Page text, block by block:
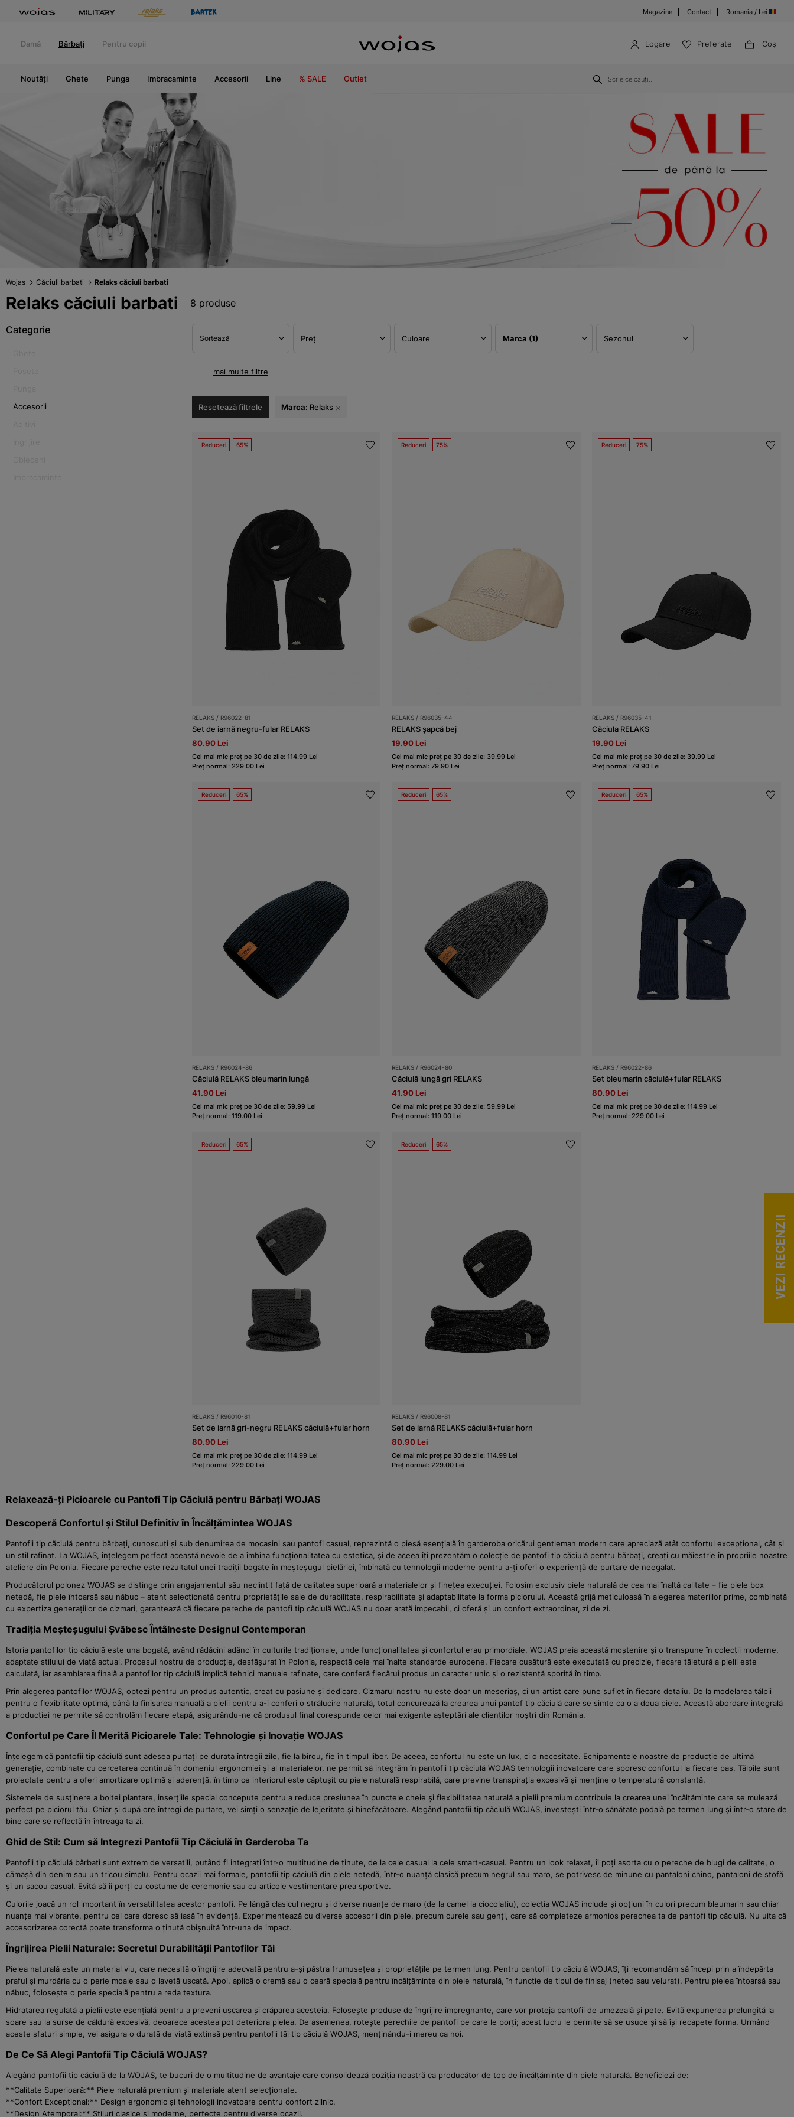
Magazine Contact Romania / Lei
Damă Bărbați Pentru copii Logare Preferate Coş
Noutăți Ghete Punga Imbracaminte Accesorii Line % SALE Outlet
Wojas Căciuli barbati Relaks căciuli barbati
Relaks căciuli barbati 8 produse
Categorie
Accesorii
Sortează Preț Culoare Marca (1) Sezonul
mai multe filtre
Resetează filtrele Marca: Relaks
Reduceri 65%
RELAKS / R96022-81
Set de iarnă negru-fular RELAKS
80.90 Lei
Cel mai mic preț pe 30 de zile: 114.99 Lei
Preț normal: 229.00 Lei
Reduceri 75%
RELAKS / R96035-44
RELAKS șapcă bej
19.90 Lei
Cel mai mic preț pe 30 de zile: 39.99 Lei
Preț normal: 79.90 Lei
Reduceri 75%
RELAKS / R96035-41
Căciula RELAKS
19.90 Lei
Cel mai mic preț pe 30 de zile: 39.99 Lei
Preț normal: 79.90 Lei
Reduceri 65%
RELAKS / R96024-86
Căciulă RELAKS bleumarin lungă
41.90 Lei
Cel mai mic preț pe 30 de zile: 59.99 Lei
Preț normal: 119.00 Lei
Reduceri 65%
RELAKS / R96024-80
Căciulă lungă gri RELAKS
41.90 Lei
Cel mai mic preț pe 30 de zile: 59.99 Lei
Preț normal: 119.00 Lei
Reduceri 65%
RELAKS / R96022-86
Set bleumarin căciulă+fular RELAKS
80.90 Lei
Cel mai mic preț pe 30 de zile: 114.99 Lei
Preț normal: 229.00 Lei
Reduceri 65%
RELAKS / R96010-81
Set de iarnă gri-negru RELAKS căciulă+fular horn
80.90 Lei
Cel mai mic preț pe 30 de zile: 114.99 Lei
Preț normal: 229.00 Lei
Reduceri 65%
RELAKS / R96008-81
Set de iarnă RELAKS căciulă+fular horn
80.90 Lei
Cel mai mic preț pe 30 de zile: 114.99 Lei
Preț normal: 229.00 Lei
Relaxează-ți Picioarele cu Pantofi Tip Căciulă pentru Bărbați WOJAS
Descoperă Confortul și Stilul Definitiv în Încălțămintea WOJAS
Pantofii tip căciulă pentru bărbați, cunoscuți și sub denumirea de mocasini sau pantofi casual, reprezintă o piesă esențială în garderoba oricărui gentleman modern care apreciază atât confortul excepțional, cât și
un stil rafinat. La WOJAS, înțelegem perfect această nevoie de a îmbina funcționalitatea cu estetica, și de aceea îți prezentăm o colecție de pantofi tip căciulă pentru bărbați, creați cu măiestrie în propriile noastre
ateliere din Polonia. Fiecare pereche este rezultatul unei tradiții bogate în meșteșugul pielăriei, îmbinată cu tehnologii moderne pentru a-ți oferi o experiență de purtare de neegalat.
Producătorul polonez WOJAS se distinge prin angajamentul său neclintit față de calitatea superioară a materialelor și finețea execuției. Folosim exclusiv piele naturală de cea mai înaltă calitate – fie piele box
netedă, fie piele întoarsă sau năbuc – atent selecționată pentru proprietățile sale de durabilitate, respirabilitate și adaptabilitate la forma piciorului. Această grijă meticuloasă în alegerea materiilor prime, combinată
cu expertiza generațiilor de cizmari, garantează că fiecare pereche de pantofi tip căciulă WOJAS nu doar arată impecabil, ci oferă și un confort extraordinar, zi de zi.
Tradiția Meșteșugului Șvăbesc Întâlneste Designul Contemporan
Istoria pantofilor tip căciulă este una bogată, având rădăcini adânci în culturile tradiționale, unde funcționalitatea și confortul erau primordiale. WOJAS preia această moștenire și o transpune în colecții moderne,
adaptate stilului de viață actual. Procesul nostru de producție, desfășurat în Polonia, respectă cele mai înalte standarde europene. Fiecare cusătură este executată cu precizie, fiecare tăietură a pielii este
calculată, iar asamblarea finală a pantofilor tip căciulă implică tehnici manuale rafinate, care conferă fiecărui produs un caracter unic și o rezistență sporită în timp.
Prin alegerea pantofilor WOJAS, optezi pentru un produs autentic, creat cu pasiune și dedicare. Cizmarul nostru nu este doar un meseriaș, ci un artist care pune suflet în fiecare detaliu. De la modelarea tălpii
pentru o flexibilitate optimă, până la finisarea manuală a pielii pentru a-i conferi o strălucire naturală, totul concurează la crearea unui pantof tip căciulă care se simte ca o a doua piele. Această abordare integrală
a producției ne permite să controlăm fiecare etapă, asigurându-ne că produsul final corespunde celor mai exigente așteptări ale clienților noștri din România.
Confortul pe Care Îl Merită Picioarele Tale: Tehnologie și Inovație WOJAS
Înțelegem că pantofii tip căciulă sunt adesea purtați pe durata întregii zile, fie la birou, fie în timpul liber. De aceea, confortul nu este un lux, ci o necesitate. Echipamentele noastre de producție de ultimă
generație, combinate cu cercetarea continuă în domeniul ergonomiei și al materialelor, ne permit să integrăm în pantofii tip căciulă WOJAS tehnologii inovatoare care sporesc confortul la fiecare pas. Tălpile sunt
proiectate pentru a oferi amortizare optimă și aderență, în timp ce interiorul este căptușit cu piele naturală respirabilă, care previne transpirația excesivă și menține o temperatură constantă.
Sistemele de susținere a boltei plantare, inserțiile special concepute pentru a reduce presiunea în punctele cheie și flexibilitatea naturală a pielii premium contribuie la crearea unei încălțăminte care se mulează
perfect pe piciorul tău. Chiar și după ore întregi de purtare, vei simți o senzație de lejeritate și binefăcătoare. Alegând pantofii tip căciulă WOJAS, investești într-o sănătate podală pe termen lung și într-o stare de
bine care se reflectă în întreaga ta zi.
Ghid de Stil: Cum să Integrezi Pantofii Tip Căciulă în Garderoba Ta
Pantofii tip căciulă bărbați sunt extrem de versatili, putând fi integrați într-o multitudine de ținute, de la cele casual la cele smart-casual. Pentru un look relaxat, îi poți asorta cu o pereche de blugi de calitate, o
cămașă din denim sau un tricou simplu. Pentru ocazii mai formale, pantofii tip căciulă din piele netedă, într-o nuanță clasică precum negrul sau maro, se potrivesc de minune cu pantaloni chino, pantaloni de stofă
și un sacou casual. Evită să îi porți cu costume de ceremonie sau cu articole vestimentare prea sportive.
Culorile joacă un rol important în versatilitatea acestor pantofi. Pe lângă clasicul negru și diverse nuanțe de maro (de la camel la ciocolatiu), colecția WOJAS include și opțiuni în culori precum bleumarin sau chiar
nuanțe mai vibrante, pentru cei care doresc să iasă în evidență. Experimentează cu diverse accesorii din piele, precum curele sau genți, care să completeze armonios perechea ta de pantofi tip căciulă. Nu uita că
accesorizarea corectă poate transforma o ținută obișnuită într-una de impact.
Îngrijirea Pielii Naturale: Secretul Durabilității Pantofilor Tăi
Pielea naturală este un material viu, care necesită o îngrijire adecvată pentru a-și păstra frumusețea și proprietățile pe termen lung. Pentru pantofii tip căciulă WOJAS, îți recomandăm să începi prin a îndepărta
praful și murdăria cu o perie moale sau o lavetă uscată. Apoi, aplică o cremă sau o ceară specială pentru încălțăminte din piele naturală, în funcție de tipul de finisaj (neted sau velurat). Pentru pielea întoarsă sau
năbuc, folosește o perie specială pentru a reda textura.
Hidratarea regulată a pielii este esențială pentru a preveni uscarea și crăparea acesteia. Folosește produse de îngrijire impregnante, care vor proteja pantofii de umezeală și pete. Evită expunerea prelungită la
soare sau la surse de căldură excesivă, deoarece acestea pot deteriora pielea. De asemenea, rotește perechile de pantofi pe care le porți; acest lucru le permite să se usuce și să își recapete forma. Urmând
aceste sfaturi simple, vei asigura o durată de viață extinsă pentru pantofii tăi tip căciulă WOJAS, menținându-i mereu ca noi.
De Ce Să Alegi Pantofii Tip Căciulă WOJAS?
Alegând pantofii tip căciulă de la WOJAS, te bucuri de o multitudine de avantaje care consolidează poziția noastră ca producător de top de încălțăminte din piele naturală. Beneficiezi de:
**Calitate Superioară:** Piele naturală premium și materiale atent selecționate.
**Confort Excepțional:** Design ergonomic și tehnologii inovatoare pentru confort zilnic.
**Design Atemporal:** Stiluri clasice și moderne, perfecte pentru diverse ocazii.
VEZI RECENZII